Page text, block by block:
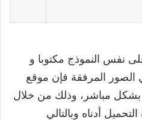
نفس النموذج مكتوبا و
المرفقة فإن موقع
بشكل مباشر، وذلك من خلال
أدناه وبالتالي